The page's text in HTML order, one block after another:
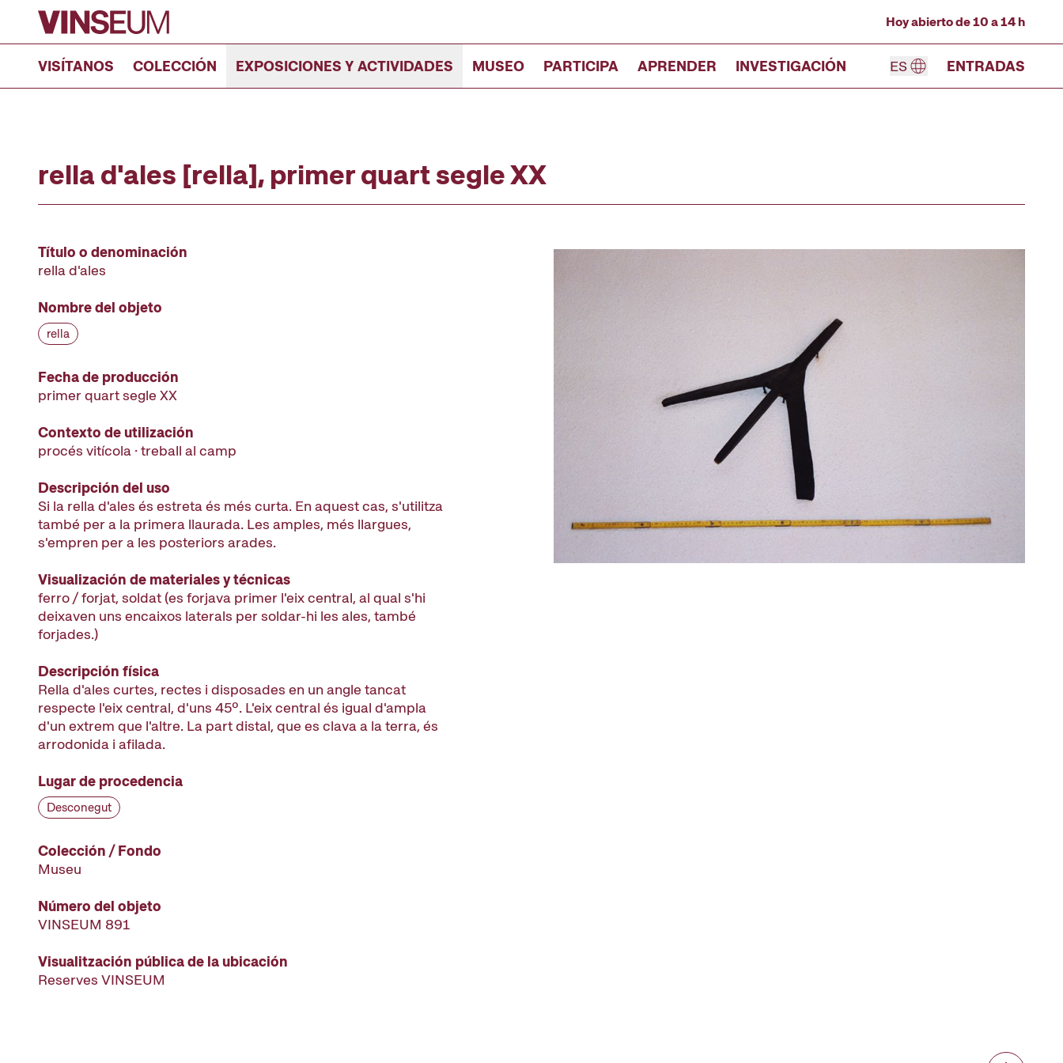
Ir al contenido
Hoy abierto de 10 a 14 h
VISÍTANOS COLECCIÓN EXPOSICIONES Y ACTIVIDADES MUSEO PARTICIPA APRENDER INVESTIGACIÓN ES ENTRADAS
rella d'ales [rella], primer quart segle XX
Título o denominación
rella d'ales
Nombre del objeto
rella
Fecha de producción
primer quart segle XX
Contexto de utilización
procés vitícola · treball al camp
Descripción del uso
Si la rella d'ales és estreta és més curta. En aquest cas, s'utilitza
també per a la primera llaurada. Les amples, més llargues,
s'empren per a les posteriors arades.
Visualización de materiales y técnicas
ferro / forjat, soldat (es forjava primer l'eix central, al qual s'hi
deixaven uns encaixos laterals per soldar-hi les ales, també
forjades.)
Descripción física
Rella d'ales curtes, rectes i disposades en un angle tancat
respecte l'eix central, d'uns 45º. L'eix central és igual d'ampla
d'un extrem que l'altre. La part distal, que es clava a la terra, és
arrodonida i afilada.
Lugar de procedencia
Desconegut
Colección / Fondo
Museu
Número del objeto
VINSEUM 891
Visualitzación pública de la ubicación
Reserves VINSEUM